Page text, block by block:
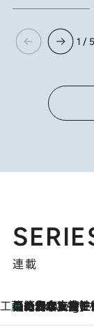
1 / 5
連載
工藤まやのおもて
1 Hour Ago
【ハワイ土産】ローカルの絶大な支持で復活！ 絶品の幻クッキー《元ファンの日本人女性が受け継いだ名店》